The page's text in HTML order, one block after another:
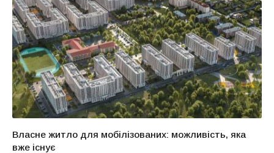
Власне житло для мобілізованих: можливість, яка
вже існує